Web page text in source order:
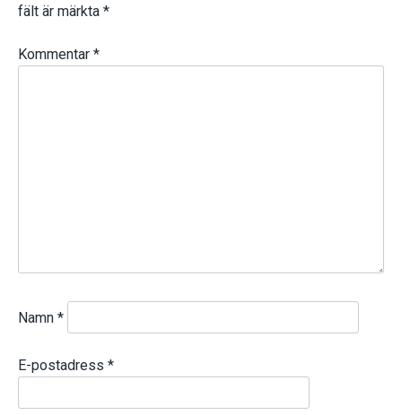
fält är märkta *
Kommentar *
Namn *
E-postadress *